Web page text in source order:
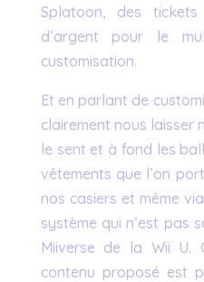
Splatoon, des
d’argent pour le
customisation.
Et en parlant de
clairement nous laisser
le sent et à fond les
vêtements que l’on
nos casiers et même
système qui n’est pas
Miiverse de la Wii U.
contenu proposé est